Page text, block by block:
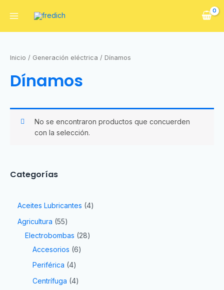
Categorías
Aceites Lubricantes 4
Agricultura 55
Electrobombas
28
Accesorios 6
Periférica 4
Centrífuga 4
Inicio / Generación eléctrica / Dínamos
Dínamos
No se encontraron productos que concuerden
con la selección.